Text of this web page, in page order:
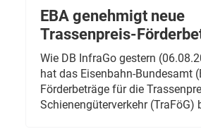
EBA genehmigt neue
Trassenpreis-
Wie DB InfraGo gestern
hat das Eisenbahn-Bundesamt
Förderbeträge für die
Schienengüterverkehr (TraFöG)